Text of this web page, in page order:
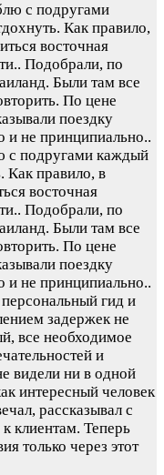
с подругами
Как правило,
восточная
Подобрали, по
Были там все
По цене
поездку
и не принципиально..
подругами каждый
Как правило, в
восточная
Подобрали, по
Были там все
По цене
поездку
и не принципиально..
гид и
задержек не
все необходимое
и
видели ни в одной
интересный человек
рассказывал с
клиентам. Теперь
только через этот